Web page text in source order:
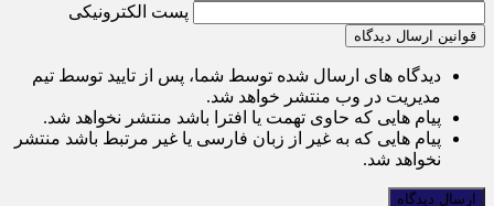
پست الکترونیکی
قوانین ارسال دیدگاه
دیدگاه های ارسال شده توسط شما، پس از تایید توسط تیم
مدیریت در وب منتشر خواهد شد.
پیام هایی که حاوی تهمت یا افترا باشد منتشر نخواهد شد.
پیام هایی که به غیر از زبان فارسی یا غیر مرتبط باشد منتشر
نخواهد شد.